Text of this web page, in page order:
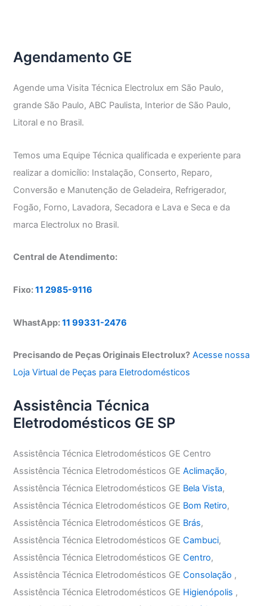
Agendamento GE
Agende uma Visita Técnica Electrolux em São Paulo,
grande São Paulo, ABC Paulista, Interior de São Paulo,
Litoral e no Brasil.
Temos uma Equipe Técnica qualificada e experiente para
realizar a domicílio: Instalação, Conserto, Reparo,
Conversão e Manutenção de Geladeira, Refrigerador,
Fogão, Forno, Lavadora, Secadora e Lava e Seca e da
marca Electrolux no Brasil.
Central de Atendimento:
Fixo:11 2985-9116
WhastApp:11 99331-2476
Precisando de Peças Originais Electrolux? Acesse nossa
Loja Virtual de Peças para Eletrodomésticos
Assistência Técnica
Eletrodomésticos GE SP
Assistência Técnica Eletrodomésticos GE Centro
Assistência Técnica Eletrodomésticos GEAclimação,
Assistência Técnica Eletrodomésticos GE Bela Vista,
Assistência Técnica Eletrodomésticos GE Bom Retiro,
Assistência Técnica Eletrodomésticos GE Brás,
Assistência Técnica Eletrodomésticos GECambuci,
Assistência Técnica Eletrodomésticos GECentro,
Assistência Técnica Eletrodomésticos GEConsolação ,
Assistência Técnica Eletrodomésticos GE Higienópolis ,